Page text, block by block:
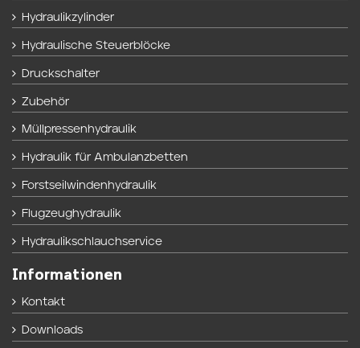
Hydraulikzylinder
Hydraulische Steuerblöcke
Druckschalter
Zubehör
Müllpressenhydraulik
Hydraulik für Ambulanzbetten
Forstseilwindenhydraulik
Flugzeughydraulik
Hydraulikschlauchservice
Informationen
Kontakt
Downloads